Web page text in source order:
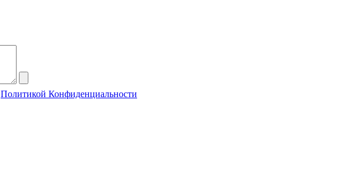
Политикой Конфиденциальности